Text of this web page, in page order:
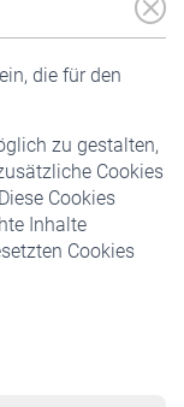
die für den
zu gestalten,
Cookies
Cookies
Inhalte
Cookies